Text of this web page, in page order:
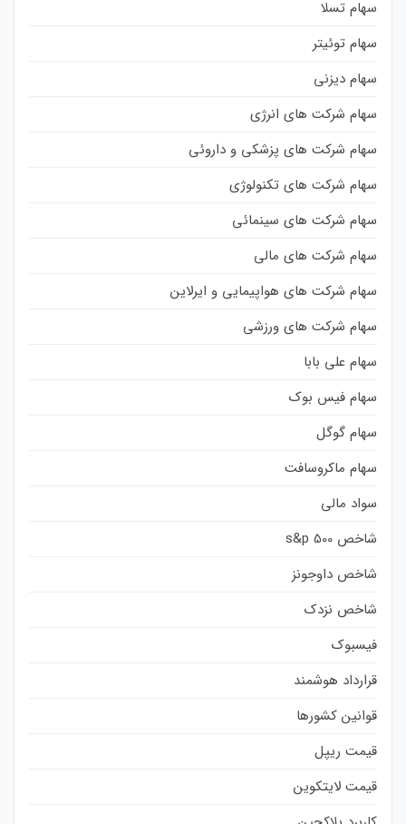
سهام تسلا
سهام توئیتر
سهام دیزنی
سهام شرکت های انرژی
سهام شرکت های پزشکی و داروئی
سهام شرکت های تکنولوژی
سهام شرکت های سینمائی
سهام شرکت های مالی
سهام شرکت های هواپیمایی و ایرلاین
سهام شرکت های ورزشی
سهام علی بابا
سهام فیس بوک
سهام گوگل
سهام ماکروسافت
سواد مالی
شاخص s&p 500
شاخص داوجونز
شاخص نزدک
فیسبوک
قرارداد هوشمند
قوانین کشورها
قیمت ریپل
قیمت لایتکوین